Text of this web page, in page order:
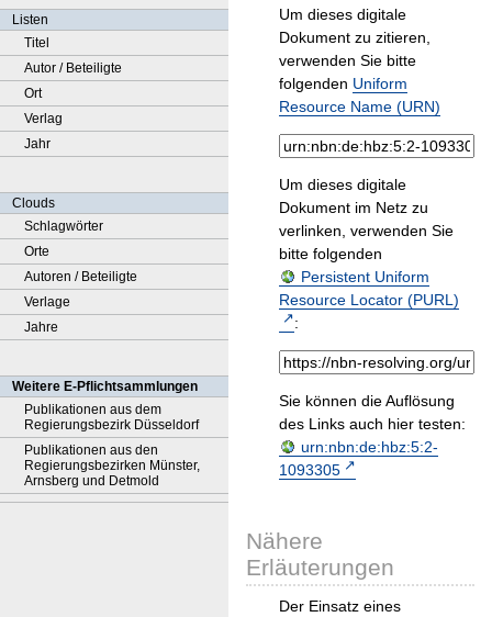
Listen
Titel
Autor / Beteiligte
Ort
Verlag
Jahr
Clouds
Schlagwörter
Orte
Autoren / Beteiligte
Verlage
Jahre
Weitere E-Pflichtsammlungen
Publikationen aus dem
Regierungsbezirk Düsseldorf
Publikationen aus den
Regierungsbezirken Münster,
Arnsberg und Detmold
Um dieses digitale
Dokument zu zitieren,
verwenden Sie bitte
folgenden Uniform
Resource Name (URN)
Um dieses digitale
Dokument im Netz zu
verlinken, verwenden Sie
bitte folgenden
Persistent Uniform
Resource Locator (PURL)
:
Sie können die Auflösung
des Links auch hier testen:
urn:nbn:de:hbz:5:2-
1093305
Nähere
Erläuterungen
Der Einsatz eines